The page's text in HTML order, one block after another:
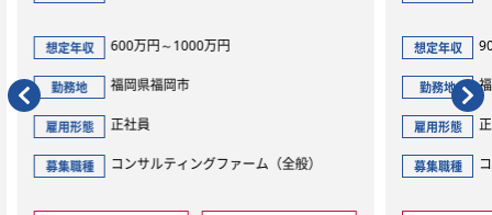
想定年収 900万円～1700万円
勤務地 福岡県福岡市
雇用形態
募集職種 コンサルティングファーム（全般）
想
勤
雇
募